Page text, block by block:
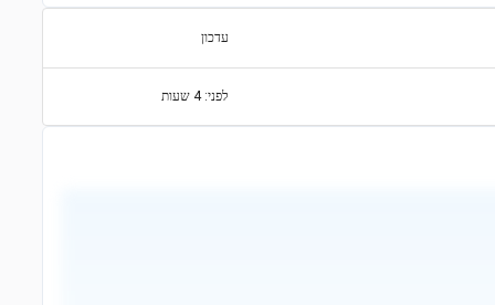
עדכון
לפני: 4 שעות